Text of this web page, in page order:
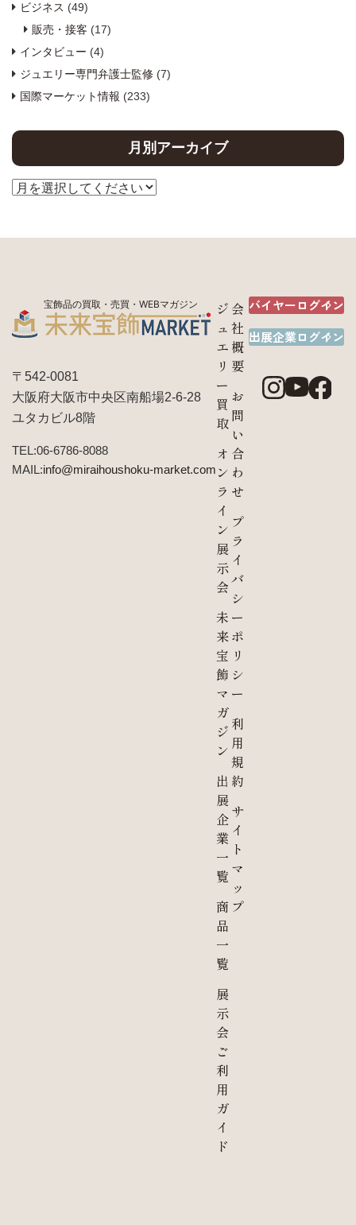
ビジネス (49)
販売・接客 (17)
インタビュー (4)
ジュエリー専門弁護士監修 (7)
国際マーケット情報 (233)
月別アーカイブ
宝飾品の買取・売買・WEBマガジン
〒542-0081
大阪府大阪市中央区南船場2-6-28
ユタカビル8階
TEL:06-6786-8088
MAIL:info@miraihoushoku-market.com
ジ
ュ
エ
リ
ー
買
取
オ
ン
ラ
イ
ン
展
示
会
未
来
宝
飾
マ
ガ
ジ
ン
出
展
企
業
一
覧
商
品
一
覧
展
示
会
ご
利
用
ガ
イ
ド
会
社
概
要
お
問
い
合
わ
せ
プ
ラ
イ
バ
シ
ー
ポ
リ
シ
ー
利
用
規
約
サ
イ
ト
マ
ッ
プ
バイヤーログイン
出展企業ログイン